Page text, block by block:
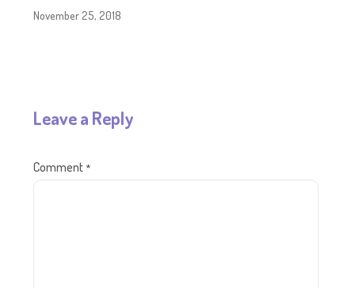
November 25, 2018
Leave a Reply
Comment *